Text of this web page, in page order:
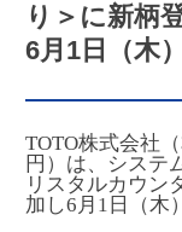
り＞に新柄
6月1日（木
TOTO株式会社
円）は、システ
リスタルカウン
加し6月1日（木